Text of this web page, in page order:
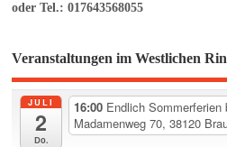
oder Tel.: 017643568055
Veranstaltungen im Westlichen
JULI
2
Do.
16:00 Endlich
Madamenweg 70, 38120